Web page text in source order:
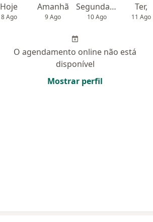
Hoje
8 Ago
Amanhã
9 Ago
Segunda-feira
10 Ago
Ter,
11 Ago
O agendamento online não está
disponível
Mostrar perfil